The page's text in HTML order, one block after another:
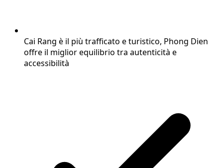
Cai Rang è il più trafficato e turistico, Phong Dien
offre il miglior equilibrio tra autenticità e
accessibilità